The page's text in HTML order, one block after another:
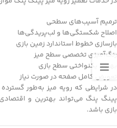
ترمیم آسیب‌های سطحی
اصلاح شکستگی‌ها و لب‌پریدگی‌ها
بازسازی خطوط استاندارد زمین بازی
رنگ‌آمیزی تخصصی سطح میز
بهبود یکنواختی سطح بازی
تعویض کامل صفحه در صورت نیاز
در شرایطی که رویه میز به‌طور
پینگ پنگ می‌تواند بهترین و
بازی باشد.